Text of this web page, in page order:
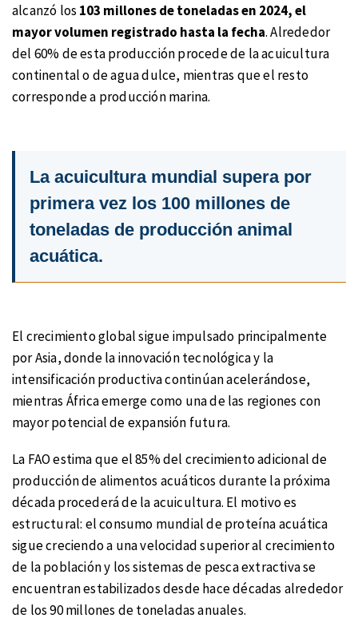
alcanzó los 103 millones de toneladas en 2024, el
mayor volumen registrado hasta la fecha. Alrededor
del 60% de esta producción procede de la acuicultura
continental o de agua dulce, mientras que el resto
corresponde a producción marina.
La acuicultura mundial supera por
primera vez los 100 millones de
toneladas de producción animal
acuática.
El crecimiento global sigue impulsado principalmente
por Asia, donde la innovación tecnológica y la
intensificación productiva continúan acelerándose,
mientras África emerge como una de las regiones con
mayor potencial de expansión futura.
La FAO estima que el 85% del crecimiento adicional de
producción de alimentos acuáticos durante la próxima
década procederá de la acuicultura. El motivo es
estructural: el consumo mundial de proteína acuática
sigue creciendo a una velocidad superior al crecimiento
de la población y los sistemas de pesca extractiva se
encuentran estabilizados desde hace décadas alrededor
de los 90 millones de toneladas anuales.